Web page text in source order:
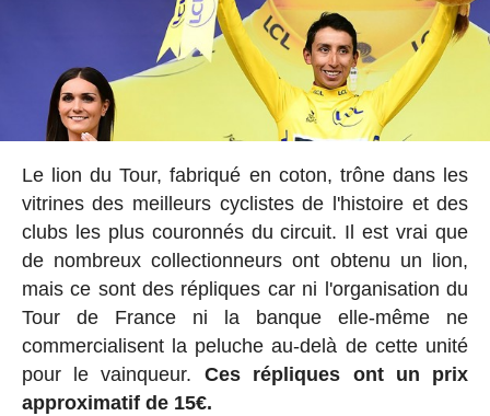
Le lion du Tour, fabriqué en coton, trône dans les
vitrines des meilleurs cyclistes de l'histoire et des
clubs les plus couronnés du circuit. Il est vrai que
de nombreux collectionneurs ont obtenu un lion,
mais ce sont des répliques car ni l'organisation du
Tour de France ni la banque elle-même ne
commercialisent la peluche au-delà de cette unité
pour le vainqueur. Ces répliques ont un prix
approximatif de 15€.